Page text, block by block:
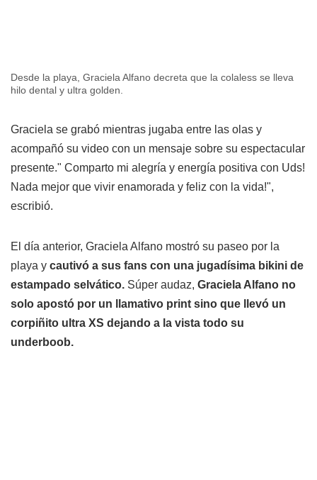
Desde la playa, Graciela Alfano decreta que la colaless se lleva
hilo dental y ultra golden.
Graciela se grabó mientras jugaba entre las olas y
acompañó su video con un mensaje sobre su espectacular
presente." Comparto mi alegría y energía positiva con Uds!
Nada mejor que vivir enamorada y feliz con la vida!",
escribió.
El día anterior, Graciela Alfano mostró su paseo por la
playa y cautivó a sus fans con una jugadísima bikini de
estampado selvático. Súper audaz, Graciela Alfano no
solo apostó por un llamativo print sino que llevó un
corpiñito ultra XS dejando a la vista todo su
underboob.